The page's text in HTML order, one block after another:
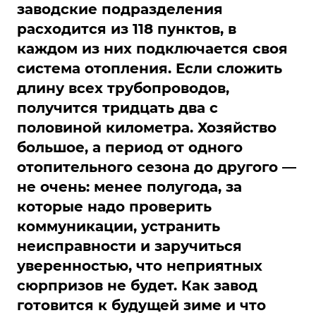
заводские подразделения
расходится из 118 пунктов, в
каждом из них подключается своя
система отопления. Если сложить
длину всех трубопроводов,
получится тридцать два с
половиной километра. Хозяйство
большое, а период от одного
отопительного сезона до другого —
не очень: менее полугода, за
которые надо проверить
коммуникации, устранить
неисправности и заручиться
уверенностью, что неприятных
сюрпризов не будет. Как завод
готовится к будущей зиме и что